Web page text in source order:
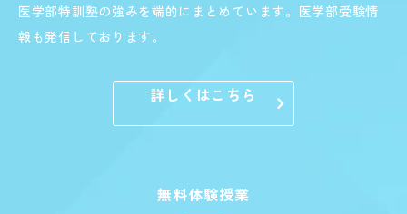
医学部特訓塾の強みを端的にまとめています。医学部受験情
報も発信しております。
詳しくはこちら
無料体験授業